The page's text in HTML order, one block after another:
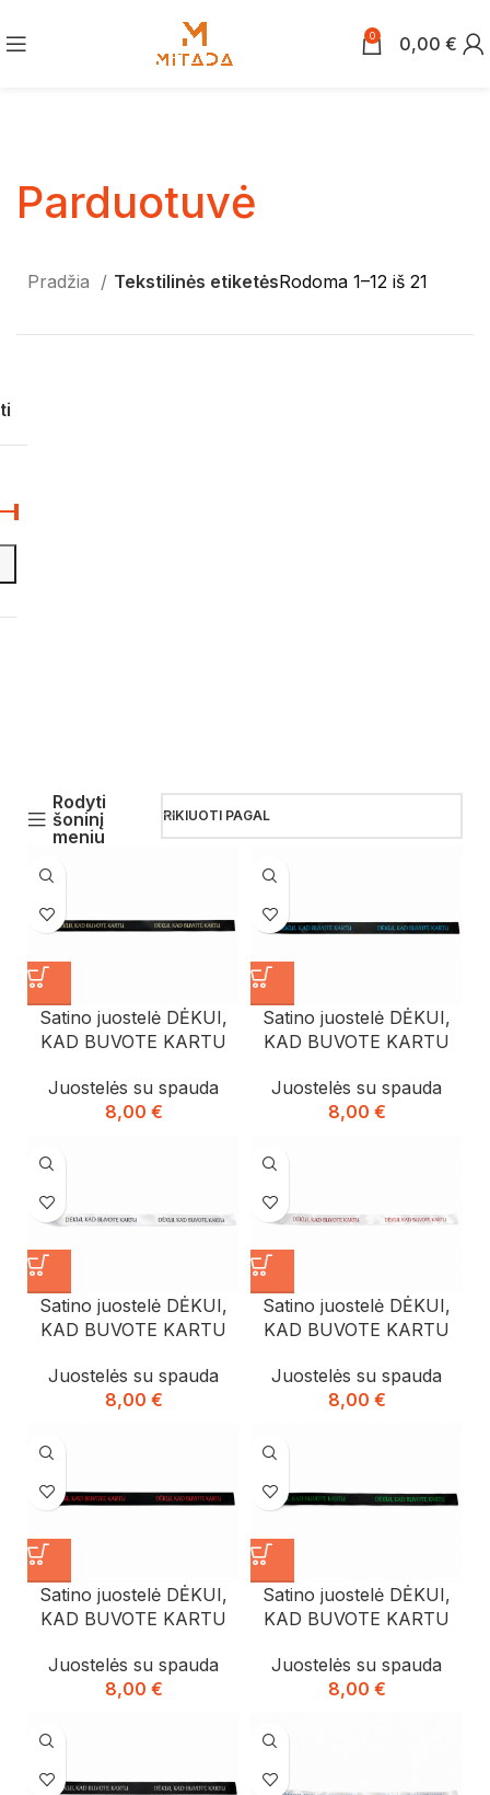
0 0,00 €
Parduotuvė
Pradžia Tekstilinės etiketėsRodoma 1–12 iš 21
Rodyti
šoninį
meniu
RIKIUOTI PAGAL
Satino juostelė DĖKUI,
KAD BUVOTE KARTU
Juostelės su spauda
8,00 €
Satino juostelė DĖKUI,
KAD BUVOTE KARTU
Juostelės su spauda
8,00 €
Satino juostelė DĖKUI,
KAD BUVOTE KARTU
Juostelės su spauda
8,00 €
Satino juostelė DĖKUI,
KAD BUVOTE KARTU
Juostelės su spauda
8,00 €
Satino juostelė DĖKUI,
KAD BUVOTE KARTU
Juostelės su spauda
8,00 €
Satino juostelė DĖKUI,
KAD BUVOTE KARTU
Juostelės su spauda
8,00 €